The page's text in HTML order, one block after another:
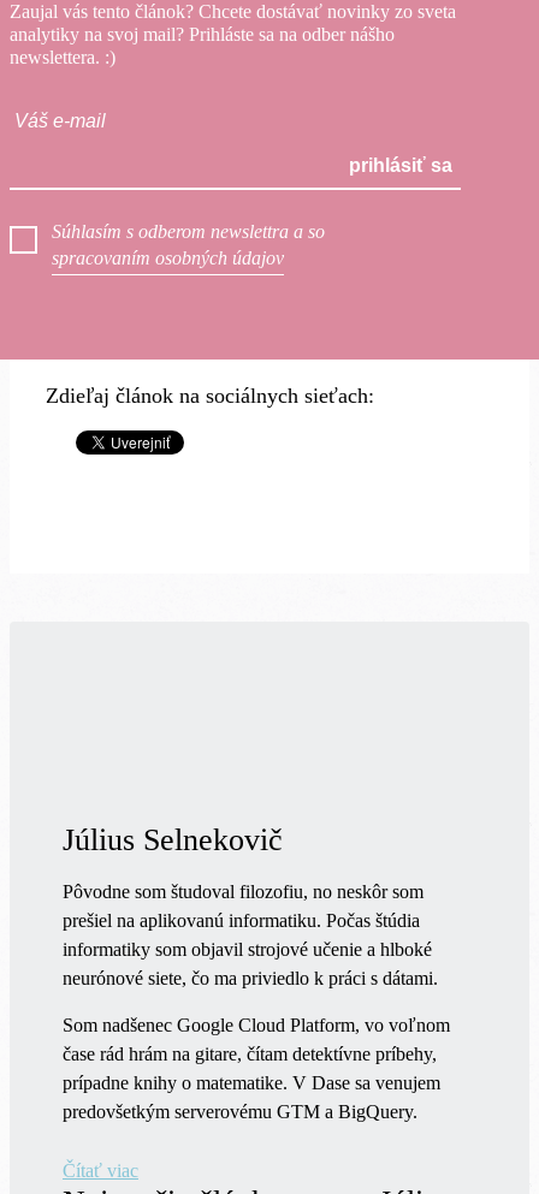
Zaujal vás tento článok? Chcete dostávať novinky zo sveta
analytiky na svoj mail? Prihláste sa na odber nášho
newslettera. :)
prihlásiť sa
Súhlasím s odberom newslettra a so
spracovaním osobných údajov
Zdieľaj článok na sociálnych sieťach:
Július Selnekovič
Pôvodne som študoval filozofiu, no neskôr som
prešiel na aplikovanú informatiku. Počas štúdia
informatiky som objavil strojové učenie a hlboké
neurónové siete, čo ma priviedlo k práci s dátami.
Som nadšenec Google Cloud Platform, vo voľnom
čase rád hrám na gitare, čítam detektívne príbehy,
prípadne knihy o matematike. V Dase sa venujem
predovšetkým serverovému GTM a BigQuery.
Čítať viac